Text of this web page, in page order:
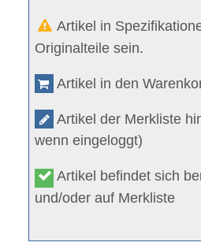
Artikel in
Originalteile sein.
Artikel in den
Artikel der Merkliste
wenn eingeloggt)
Artikel befindet sich
und/oder auf Merkliste